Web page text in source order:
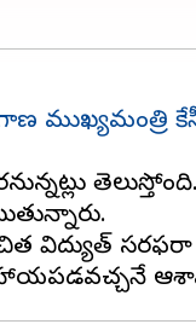
ముఖ్యమంత్రి
విద్యుత్ సరఫరా